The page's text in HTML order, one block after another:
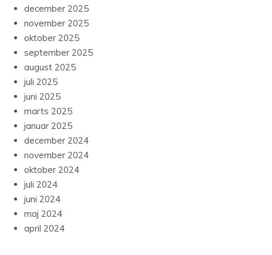
december 2025
november 2025
oktober 2025
september 2025
august 2025
juli 2025
juni 2025
marts 2025
januar 2025
december 2024
november 2024
oktober 2024
juli 2024
juni 2024
maj 2024
april 2024